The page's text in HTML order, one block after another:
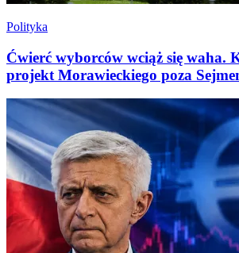
Polityka
Ćwierć wyborców wciąż się waha.
projekt Morawieckiego poza